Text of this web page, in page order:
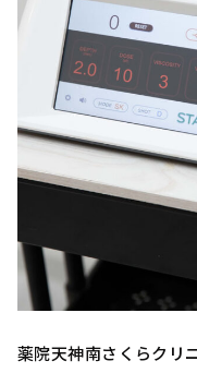
薬院天神南さくらクリ